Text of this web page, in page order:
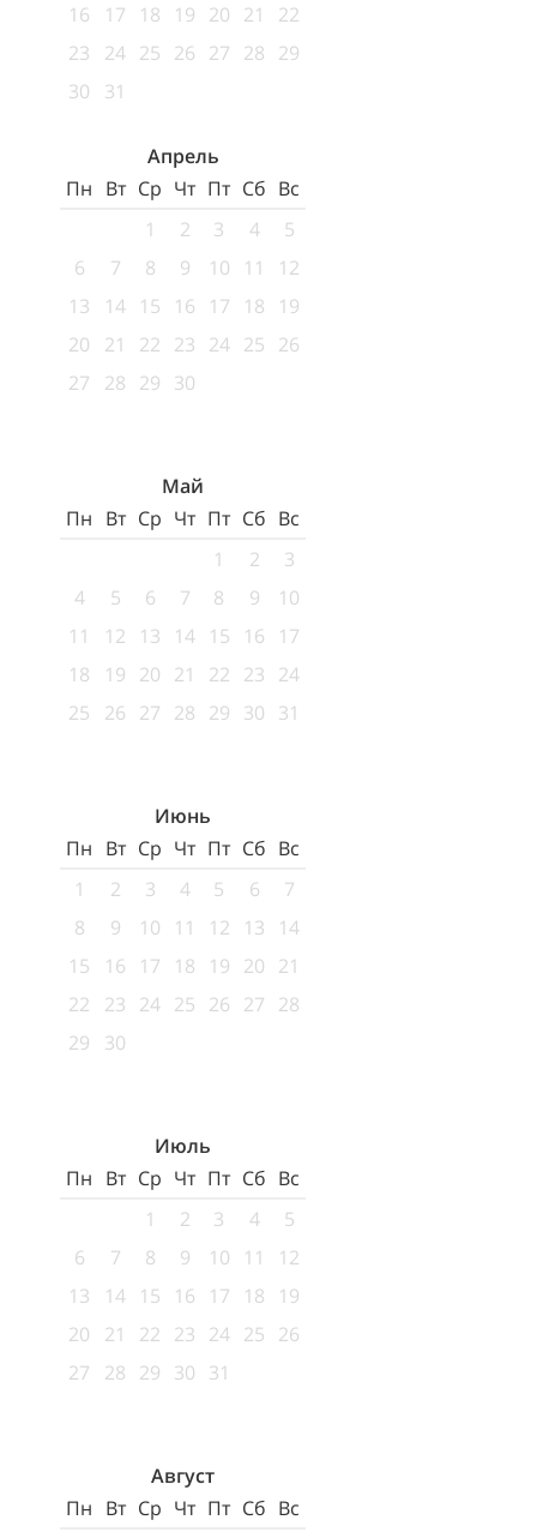
16
17 18 19 20 21
22
23
24 25 26 27 28 29
30
31
Апрель
Пн Вт Ср Чт Пт Сб Вс
1
2 3 4
5
6
7 8 9 10 11
12
13
14 15 16 17 18
19
20
21 22 23 24 25 26
27
28 29 30
Май
Пн Вт Ср Чт Пт Сб Вс
1
2
3
4
5 6 7 8 9
10
11
12 13 14 15 16
17
18
19 20 21 22 23 24
25
26 27 28 29 30 31
Июнь
Пн Вт Ср Чт Пт Сб Вс
1
2 3 4 5 6
7
8
9 10 11 12 13
14
15
16 17 18 19 20 21
22
23 24 25 26 27 28
29
30
Июль
Пн Вт Ср Чт Пт Сб Вс
1
2 3 4
5
6
7 8 9 10 11
12
13
14 15 16 17 18
19
20
21 22 23 24 25 26
27
28 29 30 31
Август
Пн Вт Ср Чт Пт Сб Вс